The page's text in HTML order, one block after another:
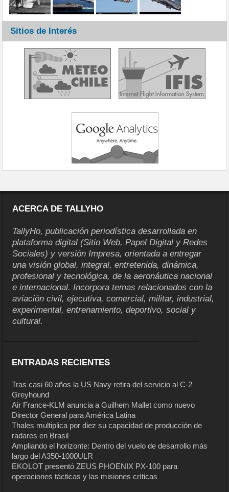
Sitios de Interés
ACERCA DE TALLYHO
TallyHo, publicación periodística desarrollada en
plataforma digital (Sitio Web, Papel Digital y Redes
Sociales) y versión Impresa, orientada a entregar
una visión global, integral, entretenida, dinámica,
profesional y tecnológica, de la aeronáutica nacional
e internacional. Incorpora temas relacionados con la
aviación civil, ejecutiva, comercial, militar, industrial,
experimental, entrenamiento, deportivo, social y
cultural.
ENTRADAS RECIENTES
Tras casi 60 años la US Navy retira del servicio al C-2
Greyhound
Air France-KLM anuncia a Guilhem Mallet como nuevo
Director General para América Latina
Thales multiplica por diez su capacidad de producción de
radares en Brasil
Ampliando el horizonte: Dentro del vuelo de desarrollo más
largo del A350-1000ULR
EKOLOT presentó ZEUS PHOENIX PX-100 para
operaciones tácticas y las misiones críticas